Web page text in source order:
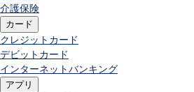
介護保険
カード
クレジットカード
デビットカード
インターネットバンキング
アプリ